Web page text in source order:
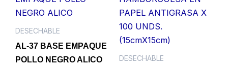
DESECHABLE
AL-37 BASE EMPAQUE
POLLO NEGRO ALICO
DESECHABLE